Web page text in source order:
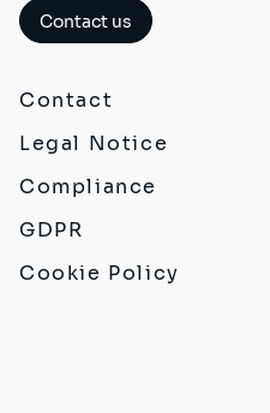
Contact us
Contact
Legal Notice
Compliance
GDPR
Cookie Policy